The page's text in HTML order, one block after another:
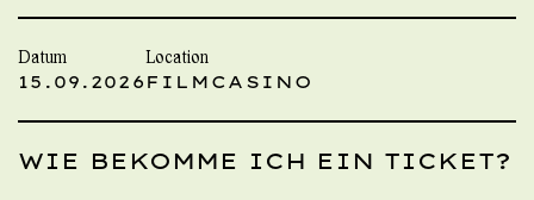
Datum
15.09.2026
Location
FILMCASINO
WIE BEKOMME ICH EIN TICKET?